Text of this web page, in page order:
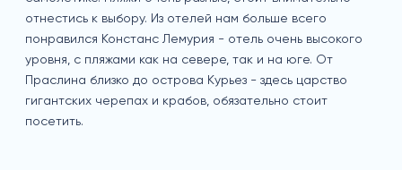
отнестись к выбору. Из отелей нам больше всего
понравился Констанс Лемурия - отель очень высокого
уровня, с пляжами как на севере, так и на юге. От
Праслина близко до острова Курьез - здесь царство
гигантских черепах и крабов, обязательно стоит
посетить.